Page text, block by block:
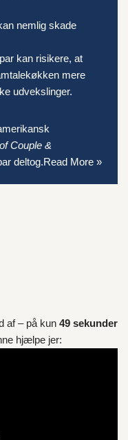
nemlig skade
kan risikere, at
mere
udvekslinger.
Couple &
deltog.Read More »
af – på kun 49 sekunder
hjælpe jer: